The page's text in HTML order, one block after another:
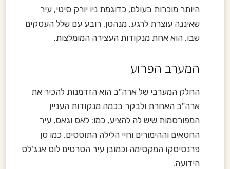
היותר מוכרות בעולם, כדוגמת ניו יורק סיטי, עיר
שאיננה עוצרת לרגע. מנהטן, רובע עם שלל העסקים
שבו, הוא אחת מנקודות העצירה המומלצות.
המערב הפרוע
החלק המערבי של ארה"ב הוא הזדמנות להכיר את
ארה"ב האחרת ולבקר בכמה מנקודות העניין
המפורסמות שיש לה להציע, כמו: לאס וגאס, עיר
החטאים וההימורים וחיי הלילה התוססים, כמו סן
פרנסיסקו המקסימה וכמובן עיר הסרטים לוס אנג'לס
הידועה.